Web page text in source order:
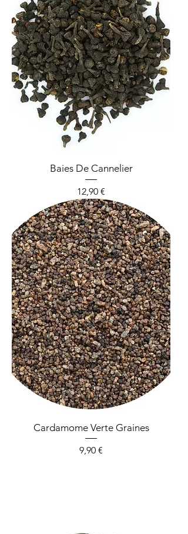
Baies De Cannelier
Prix
12,90 €
Cardamome Verte Graines
Prix
9,90 €